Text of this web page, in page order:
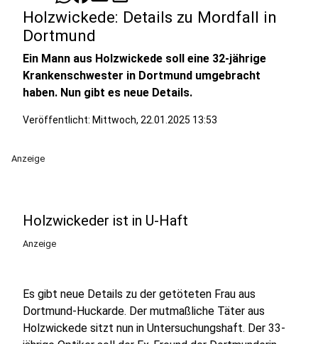
Holzwickede: Details zu Mordfall in
Dortmund
Ein Mann aus Holzwickede soll eine 32-jährige
Krankenschwester in Dortmund umgebracht
haben. Nun gibt es neue Details.
Veröffentlicht: Mittwoch, 22.01.2025 13:53
Anzeige
Holzwickeder ist in U-Haft
Anzeige
Es gibt neue Details zu der getöteten Frau aus
Dortmund-Huckarde. Der mutmaßliche Täter aus
Holzwickede sitzt nun in Untersuchungshaft. Der 33-